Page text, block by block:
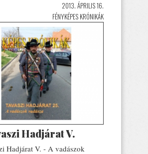
2013. ÁPRILIS 16.
FÉNYKÉPES KRÓNIKÁK
Hadjárat V.
Hadjárat V. - A vadászok